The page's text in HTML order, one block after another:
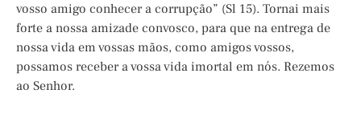
vosso amigo conhecer a corrupção” (Sl 15). Tornai mais
forte a nossa amizade convosco, para que na entrega de
nossa vida em vossas mãos, como amigos vossos,
possamos receber a vossa vida imortal em nós. Rezemos
ao Senhor.